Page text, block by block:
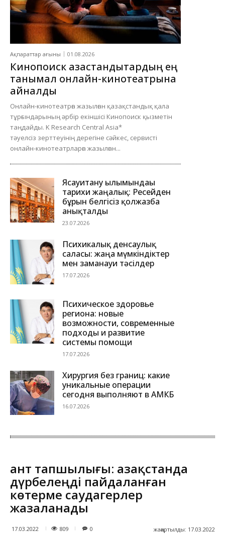
Ақпараттар ағыны 01.08.2026
Кинопоиск қазақстандықтардың ең
танымал онлайн-кинотеатрына
айналды
Онлайн-кинотеатрға жазылған қазақстандық қала
тұрғындарының әрбір екіншісі Кинопоиск қызметін
таңдайды. K Research Central Asia*
тәуелсіз зерттеуінің дерегіне сәйкес, сервисті
онлайн-кинотеатрларға жазылған...
Ясауитану ғылымындағы
тарихи жаңалық: Ресейден
бұрын белгісіз қолжазба
анықталды
23.07.2026
Психикалық денсаулық
саласы: жаңа мүмкіндіктер
мен заманауи тәсілдер
17.07.2026
Психическое здоровье
региона: новые
возможности, современные
подходы и развитие
системы помощи
17.07.2026
Хирургия без границ: какие
уникальные операции
сегодня выполняют в АМКБ
16.07.2026